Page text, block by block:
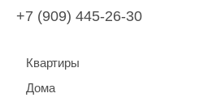
+7 (909) 445-26-30
Квартиры
Дома